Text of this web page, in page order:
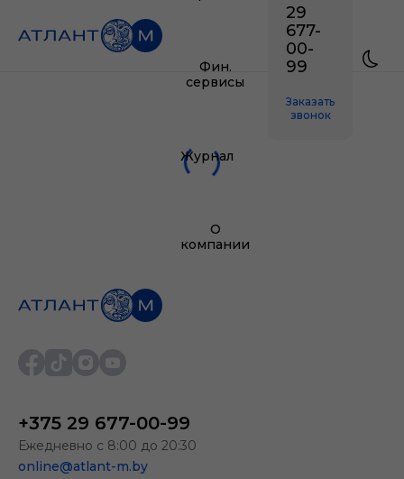
Фин.
сервисы
Журнал
О
компании
29
677-
00-
99
Заказать
звонок
+375 29 677-00-99
Ежедневно с 8:00 до 20:30
online@atlant-m.by